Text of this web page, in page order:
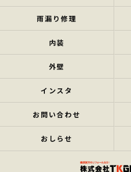
雨漏り修理
内装
外壁
インスタ
お問い合わせ
おしらせ